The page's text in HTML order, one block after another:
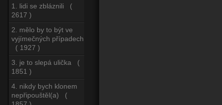
1. lidi se zbláznili (
2617 )
2. mělo by to být ve
vyjímečných případech
( 1927 )
3. je to slepá ulička (
1851 )
4. nikdy bych klonem
nepřipouštěl(a) (